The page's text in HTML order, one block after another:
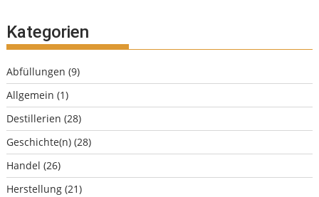
Kategorien
Abfüllungen (9)
Allgemein (1)
Destillerien (28)
Geschichte(n) (28)
Handel (26)
Herstellung (21)